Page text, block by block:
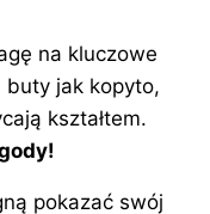
na kluczowe
buty jak kopyto,
kształtem.
pokazać swój